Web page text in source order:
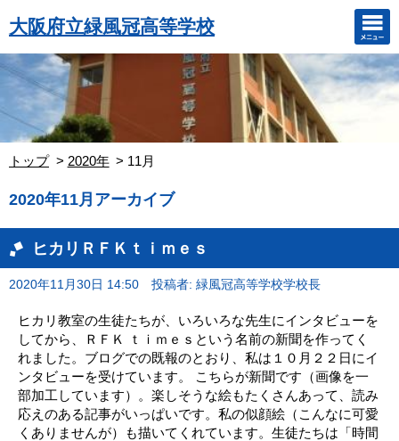
大阪府立緑風冠高等学校
トップ 2020年 11月
2020年11月アーカイブ
ヒカリＲＦＫｔｉｍｅｓ
2020年11月30日 14:50 投稿者: 緑風冠高等学校学校長
ヒカリ教室の生徒たちが、いろいろな先生にインタビューを
してから、ＲＦＫ ｔｉｍｅｓという名前の新聞を作ってく
れました。ブログでの既報のとおり、私は１０月２２日にイ
ンタビューを受けています。 こちらが新聞です（画像を一
部加工しています）。楽しそうな絵もたくさんあって、読み
応えのある記事がいっぱいです。私の似顔絵（こんなに可愛
くありませんが）も描いてくれています。生徒たちは「時間